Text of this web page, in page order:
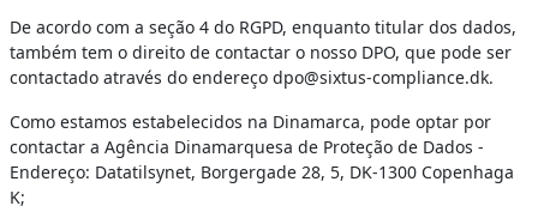
De acordo com a seção 4 do RGPD, enquanto titular dos dados,
também tem o direito de contactar o nosso DPO, que pode ser
contactado através do endereço dpo@sixtus-compliance.dk.
Como estamos estabelecidos na Dinamarca, pode optar por
contactar a Agência Dinamarquesa de Proteção de Dados -
Endereço: Datatilsynet, Borgergade 28, 5, DK-1300 Copenhaga
K;